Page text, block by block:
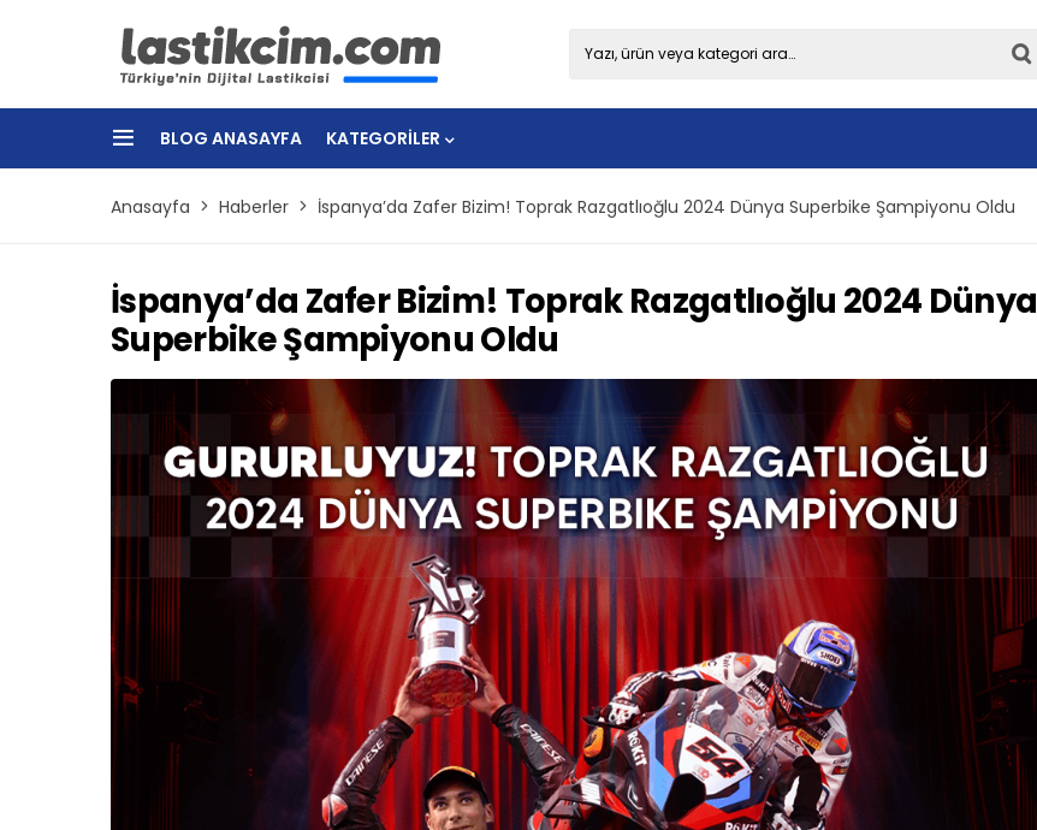
BLOG ANASAYFA KATEGORILER
Anasayfa Haberler İspanya’da Zafer Bizim! Toprak Razgatlıoğlu 2024 Dünya Superbike Şampiyonu Oldu
İspanya’da Zafer Bizim! Toprak Razgatlıoğlu 2024 Dünya
Superbike Şampiyonu Oldu